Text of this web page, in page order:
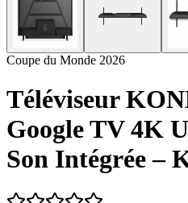
Coupe du Monde 2026
Téléviseur
Google TV 4K
Son Intégrée –